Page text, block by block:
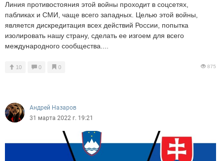
Линия противостояния этой войны проходит в соцсетях,
пабликах и СМИ, чаще всего западных. Целью этой войны,
является дискредитация всех действий России, попытка
изолировать нашу страну, сделать ее изгоем для всего
международного сообщества....
10 0 0 875
Андрей Назаров
31 марта 2022 г. 19:21